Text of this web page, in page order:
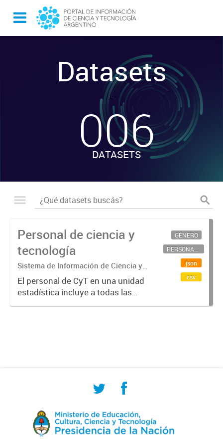
Datasets
-
006
DATASETS
Personal de ciencia y
tecnología
Sistema de Información de Ciencia y
Tecnología Argentino (SICYTAR)
El personal de CyT en una unidad
estadística incluye a todas las
personas involucradas
GÉNERO
PERSONAL CIENTÍFICO-TECNOLÓGICO
json
csv